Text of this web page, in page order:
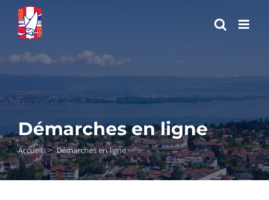
Passer
contenu
Démarches en ligne
Accueil > Démarches en ligne